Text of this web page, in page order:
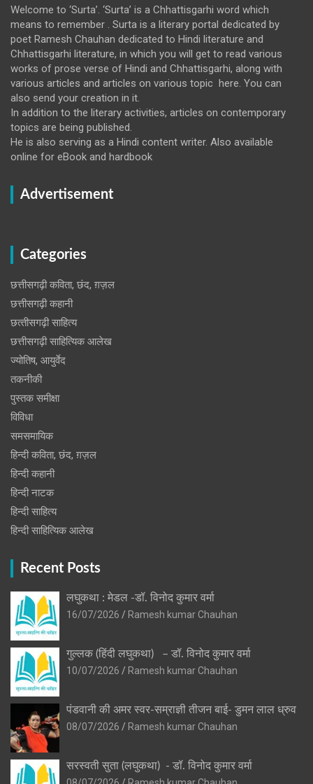
Welcome to ‘Surta’. ‘Surta’ is a Chhattisgarhi word which
means to remember . Surta is a literary portal dedicated by
poet Ramesh Chauhan dedicated to Hindi literature and
Chhattisgarhi literature, in which you will get to read various
works of prose verse of Hindi and Chhattisgarhi, along with
various articles and articles on various topic here. You can
also send your creation in it.
In addition to the literary activities, articles on contemporary
topics are being published.
He is also serving as a Hindi content writer. Also available
online for eBook and hardbook
Advertisement
Categories
छत्तीसगढ़ी कविता, छंद, ग़ज़ल
छत्तीसगढ़ी कहानी
छत्‍तीसगढ़ी साहित्‍य
छत्तीसगढ़ी साहित्यिक आलेख
ज्योतिष, आयुर्वेद
तकनीकी
पुस्‍तक समीक्षा
विविधा
समसमायिक
हिन्दी कविता, छंद, ग़ज़ल
हिन्दी कहानी
हिन्‍दी नाटक
हिन्दी साहित्य
हिन्दी साहित्यिक आलेख
Recent Posts
लघुकथा : मेडल -डॉ. विनोद कुमार वर्मा
16/07/2026
Ramesh kumar Chauhan
गुल्लक (हिंदी लघुकथा) – डॉ. विनोद कुमार वर्मा
10/07/2026
Ramesh kumar Chauhan
पंडवानी की अमर स्वर-सम्राज्ञी तीजन बाई- डुमन लाल ध्रुव
08/07/2026
Ramesh kumar Chauhan
सरस्वती सुता (लघुकथा) ​- डॉ. विनोद कुमार वर्मा